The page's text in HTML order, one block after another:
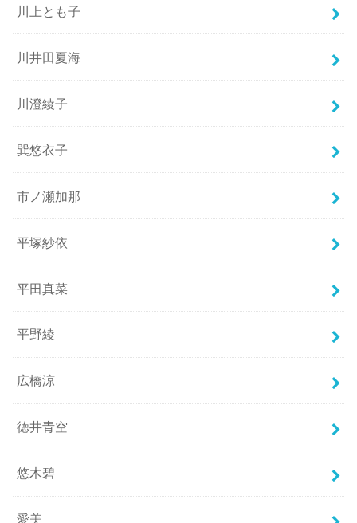
川上とも子
川井田夏海
川澄綾子
巽悠衣子
市ノ瀬加那
平塚紗依
平田真菜
平野綾
広橋涼
徳井青空
悠木碧
愛美